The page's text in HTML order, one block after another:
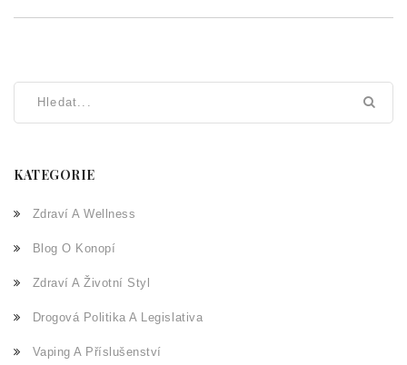
KATEGORIE
Zdraví A Wellness
Blog O Konopí
Zdraví A Životní Styl
Drogová Politika A Legislativa
Vaping A Příslušenství